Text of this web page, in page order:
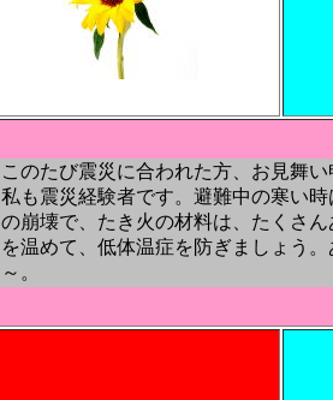
このたび震災に合われた方、お見舞い
私も震災経験者です。避難中の寒い
の崩壊で、たき火の材料は、たくさ
を温めて、低体温症を防ぎましょう
～。